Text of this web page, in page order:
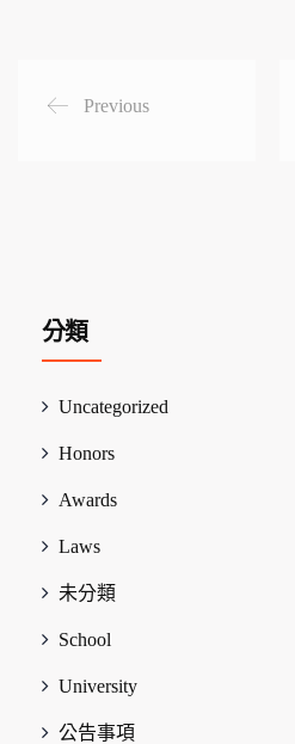
Previous
分類
Uncategorized
Honors
Awards
Laws
未分類
School
University
公告事項